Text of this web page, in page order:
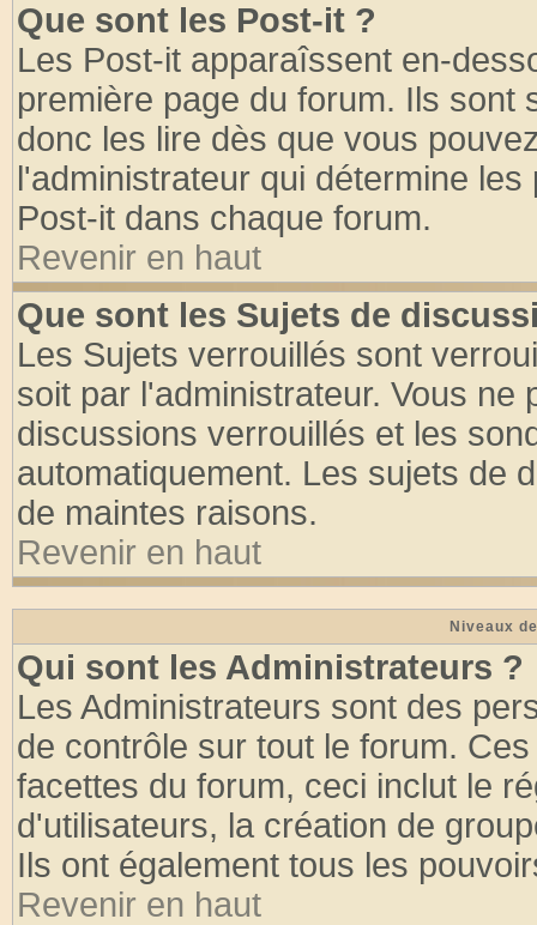
Que sont les Post-it ?
Les Post-it apparaîssent en-
première page du forum. Ils
donc les lire dès que vous
l'administrateur qui détermine
Post-it dans chaque forum.
Revenir en haut
Que sont les Sujets de
Les Sujets verrouillés sont
soit par l'administrateur. Vous
discussions verrouillés et les
automatiquement. Les sujets de
de maintes raisons.
Revenir en haut
Niveaux
Qui sont les Administrateurs ?
Les Administrateurs sont des
de contrôle sur tout le forum.
facettes du forum, ceci inclut le
d'utilisateurs, la création de
Ils ont également tous les
Revenir en haut